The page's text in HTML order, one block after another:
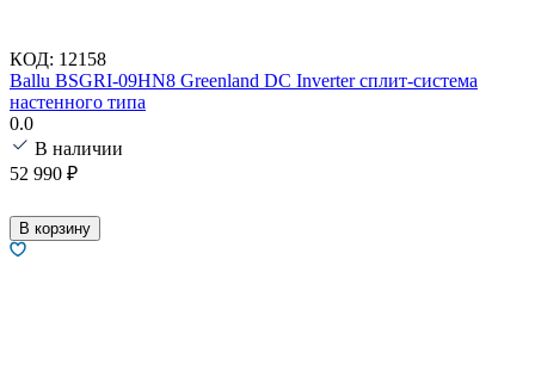
КОД: 12158
Ballu BSGRI-09HN8 Greenland DC Inverter сплит-система
настенного типа
0.0
В наличии
52 990 ₽
В корзину